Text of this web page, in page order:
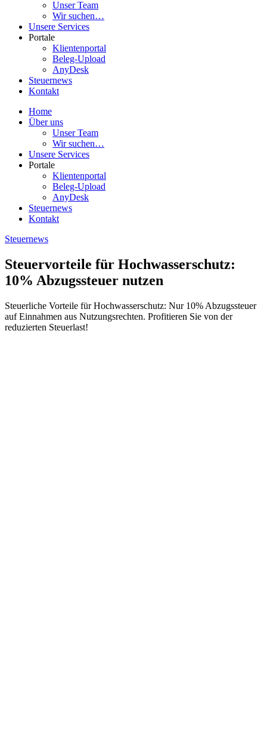
Unser Team
Wir suchen…
Unsere Services
Portale
Klientenportal
Beleg-Upload
AnyDesk
Steuernews
Kontakt
Home
Über uns
Unser Team
Wir suchen…
Unsere Services
Portale
Klientenportal
Beleg-Upload
AnyDesk
Steuernews
Kontakt
Steuernews
Steuervorteile für Hochwasserschutz:
10% Abzugssteuer nutzen
Steuerliche Vorteile für Hochwasserschutz: Nur 10% Abzugssteuer
auf Einnahmen aus Nutzungsrechten. Profitieren Sie von der
reduzierten Steuerlast!